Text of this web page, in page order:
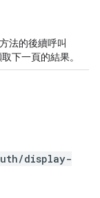
方法的後續呼叫
下一頁的結果。
display-